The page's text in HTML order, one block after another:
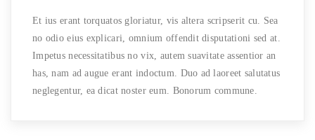
Et ius erant torquatos gloriatur, vis altera scripserit cu. Sea
no odio eius explicari, omnium offendit disputationi sed at.
Impetus necessitatibus no vix, autem suavitate assentior an
has, nam ad augue erant indoctum. Duo ad laoreet salutatus
neglegentur, ea dicat noster eum. Bonorum commune.